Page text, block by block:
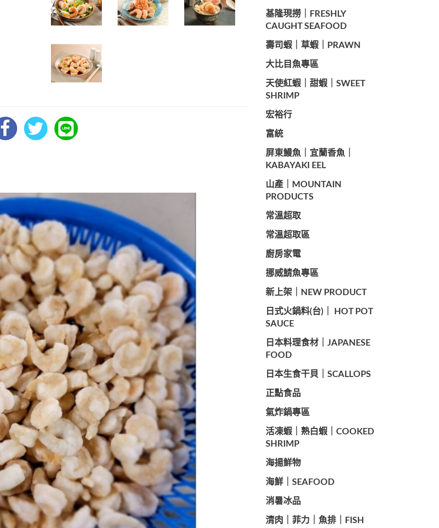
️基隆現撈｜FRESHLY
CAUGHT SEAFOOD
️壽司蝦｜草蝦｜PRAWN
️大比目魚專區
️天使紅蝦｜甜蝦｜SWEET
SHRIMP
宏裕行
富統
️屏東鰻魚｜宜蘭香魚｜
KABAYAKI EEL
山產｜MOUNTAIN
PRODUCTS
常溫超取
常溫超取區
廚房家電
️挪威鯖魚專區
️新上架｜NEW PRODUCT
️日式火鍋料(台)｜ HOT POT
SAUCE
️日本料理食材｜JAPANESE
FOOD
日本生食干貝｜SCALLOPS
正點食品
️氣炸鍋專區
️活凍蝦｜熟白蝦｜COOKED
SHRIMP
海揚鮮物
海鮮｜SEAFOOD
️消暑冰品
️清肉｜菲力｜魚排｜FISH